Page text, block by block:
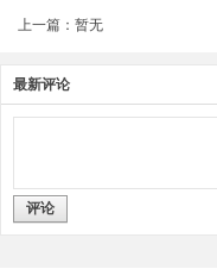
上一篇：暂无
最新评论
评论